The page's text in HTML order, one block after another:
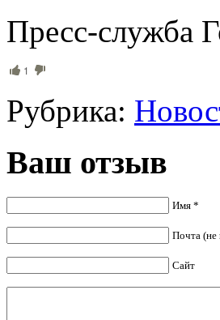
Пресс-служба
1
Рубрика:
Ваш отзыв
Имя *
Почта (не
Сайт